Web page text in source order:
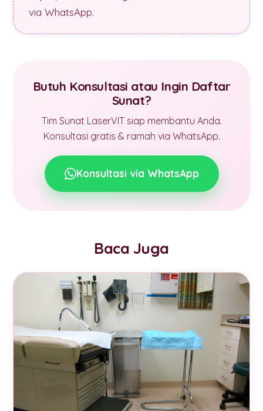
via WhatsApp.
Butuh Konsultasi atau Ingin Daftar
Sunat?
Tim Sunat LaserVIT siap membantu Anda.
Konsultasi gratis & ramah via WhatsApp.
Konsultasi via WhatsApp
Baca Juga